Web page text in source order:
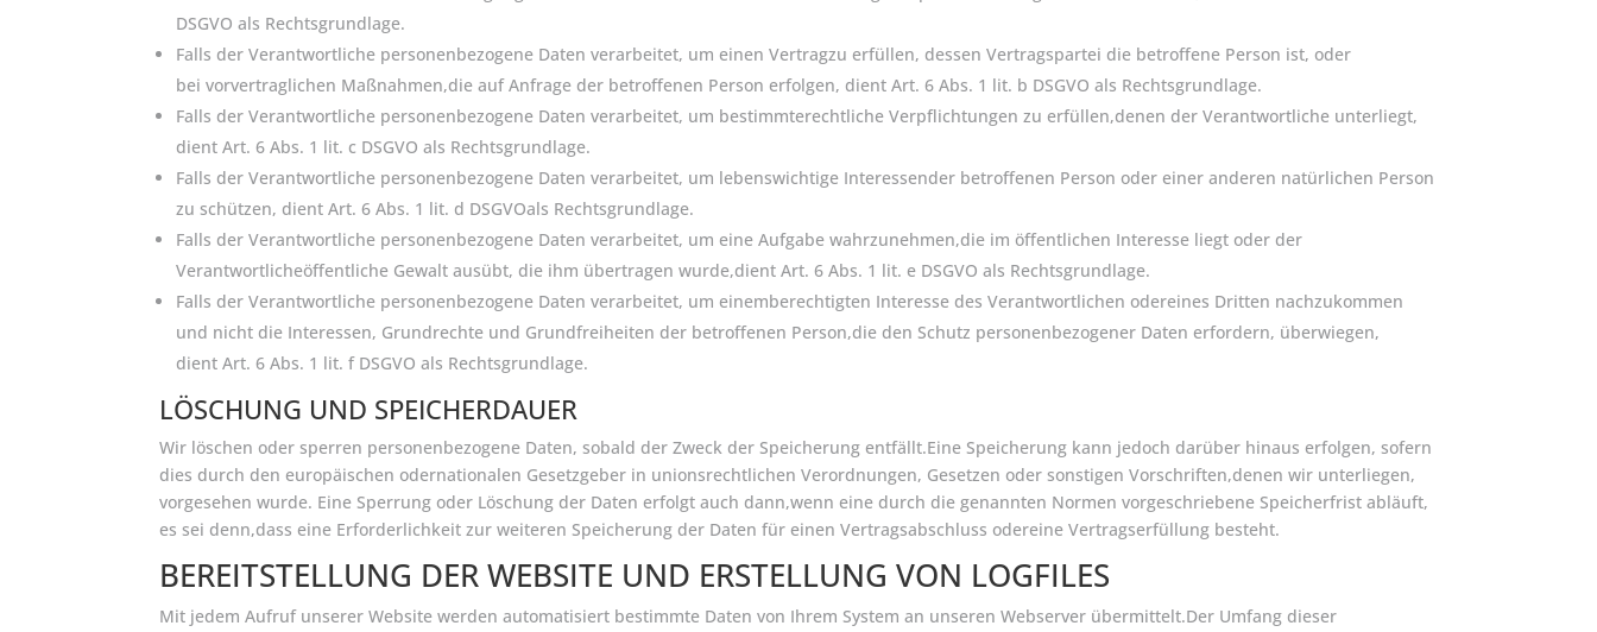
DSGVO als Rechtsgrundlage.
Falls der Verantwortliche personenbezogene Daten verarbeitet, um einen Vertragzu erfüllen, dessen Vertragspartei die betroffene Person ist, oder
bei vorvertraglichen Maßnahmen,die auf Anfrage der betroffenen Person erfolgen, dient Art. 6 Abs. 1 lit. b DSGVO als Rechtsgrundlage.
Falls der Verantwortliche personenbezogene Daten verarbeitet, um bestimmterechtliche Verpflichtungen zu erfüllen,denen der Verantwortliche unterliegt,
dient Art. 6 Abs. 1 lit. c DSGVO als Rechtsgrundlage.
Falls der Verantwortliche personenbezogene Daten verarbeitet, um lebenswichtige Interessender betroffenen Person oder einer anderen natürlichen Person
zu schützen, dient Art. 6 Abs. 1 lit. d DSGVOals Rechtsgrundlage.
Falls der Verantwortliche personenbezogene Daten verarbeitet, um eine Aufgabe wahrzunehmen,die im öffentlichen Interesse liegt oder der
Verantwortlicheöffentliche Gewalt ausübt, die ihm übertragen wurde,dient Art. 6 Abs. 1 lit. e DSGVO als Rechtsgrundlage.
Falls der Verantwortliche personenbezogene Daten verarbeitet, um einemberechtigten Interesse des Verantwortlichen odereines Dritten nachzukommen
und nicht die Interessen, Grundrechte und Grundfreiheiten der betroffenen Person,die den Schutz personenbezogener Daten erfordern, überwiegen,
dient Art. 6 Abs. 1 lit. f DSGVO als Rechtsgrundlage.
LÖSCHUNG UND SPEICHERDAUER
Wir löschen oder sperren personenbezogene Daten, sobald der Zweck der Speicherung entfällt.Eine Speicherung kann jedoch darüber hinaus erfolgen, sofern
dies durch den europäischen odernationalen Gesetzgeber in unionsrechtlichen Verordnungen, Gesetzen oder sonstigen Vorschriften,denen wir unterliegen,
vorgesehen wurde. Eine Sperrung oder Löschung der Daten erfolgt auch dann,wenn eine durch die genannten Normen vorgeschriebene Speicherfrist abläuft,
es sei denn,dass eine Erforderlichkeit zur weiteren Speicherung der Daten für einen Vertragsabschluss odereine Vertragserfüllung besteht.
BEREITSTELLUNG DER WEBSITE UND ERSTELLUNG VON LOGFILES
Mit jedem Aufruf unserer Website werden automatisiert bestimmte Daten von Ihrem System an unseren Webserver übermittelt.Der Umfang dieser